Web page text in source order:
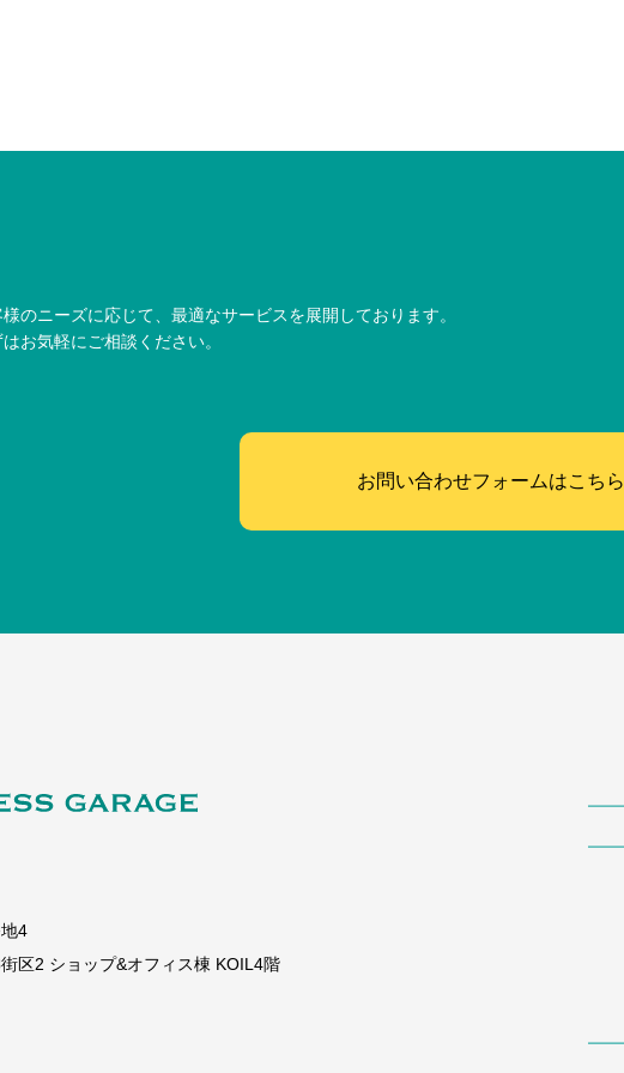
様のニーズに応じて、最適なサービスを展開しております。
はお気軽にご相談ください。
お問い合わせフォームはこちら
4
区2 ショップ&オフィス棟 KOIL4階